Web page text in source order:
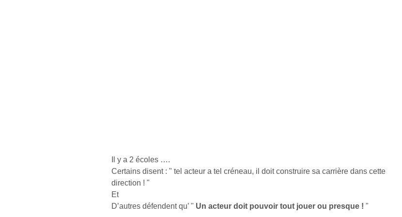
Il y a 2 écoles ….
Certains disent : " tel acteur a tel créneau, il doit construire sa carrière dans cette
direction ! "
Et
D’autres défendent qu’ " Un acteur doit pouvoir tout jouer ou presque ! "